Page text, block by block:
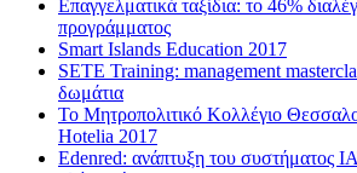
Επαγγελματικά ταξίδια: το 46%
προγράμματος
Smart Islands Education 2017
SETE Training: management
δωμάτια
Το Μητροπολιτικό Κολλέγιο
Hotelia 2017
Edenred: ανάπτυξη του συστήματος